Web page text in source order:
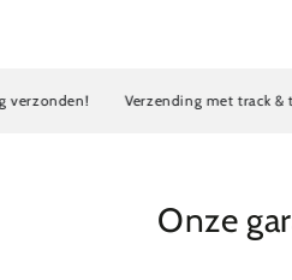
Verzending met track &
Onze